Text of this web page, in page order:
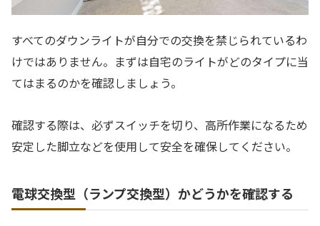
すべてのダウンライトが自分での交換を禁じられているわ
けではありません。まずは自宅のライトがどのタイプに当
てはまるのかを確認しましょう。
確認する際は、必ずスイッチを切り、高所作業になるため
安定した脚立などを使用して安全を確保してください。
電球交換型（ランプ交換型）かどうかを確認する